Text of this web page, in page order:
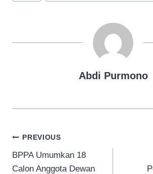
Abdi Purmono
Navigasi
pos
PREVIOUS
BPPA Umumkan 18
Calon Anggota Dewan